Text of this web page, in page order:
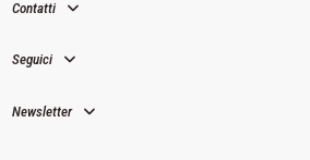
Contatti
Seguici
Newsletter